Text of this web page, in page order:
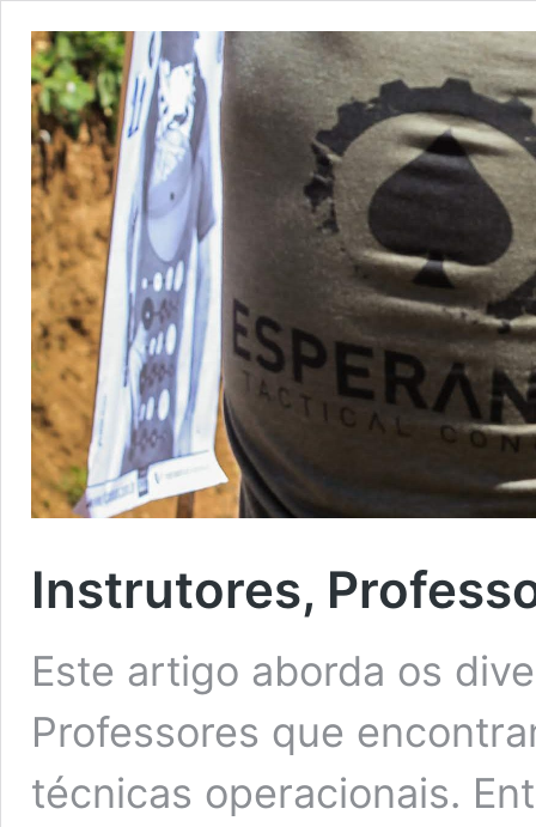
Instrutores,
Este artigo aborda os
Professores que
técnicas operacionais.